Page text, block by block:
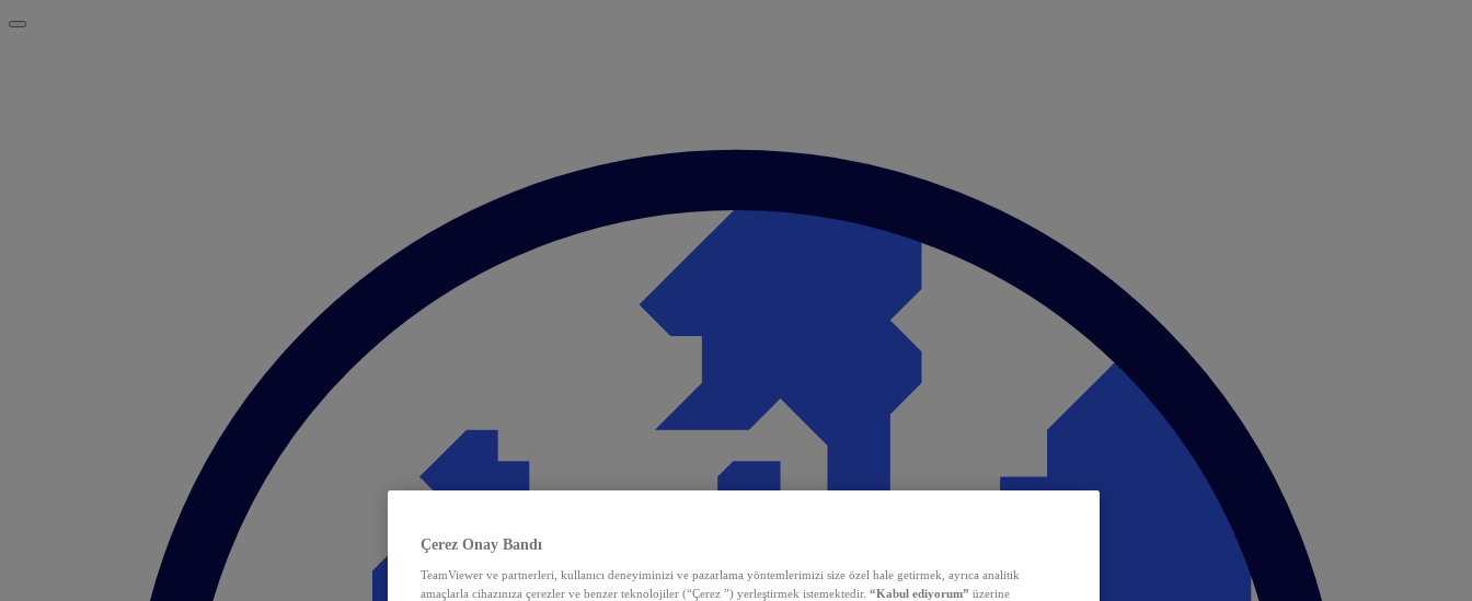
Çerez Onay Bandı
TeamViewer ve partnerleri, kullanıcı deneyiminizi ve pazarlama yöntemlerimizi size özel hale getirmek, ayrıca analitik
amaçlarla cihazınıza çerezler ve benzer teknolojiler (“Çerez ”) yerleştirmek istemektedir. “Kabul ediyorum” üzerine